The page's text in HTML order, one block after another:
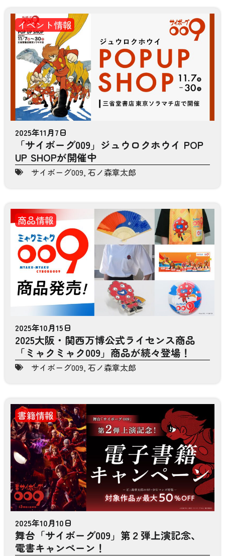
イベント情報
2025年11月7日
「サイボーグ009」ジュウロクホウイ POP
UP SHOPが開催中
サイボーグ009, 石ノ森章太郎
商品情報
2025年10月15日
2025大阪・関西万博公式ライセンス商品
「ミャクミャク009」商品が続々登場！
サイボーグ009, 石ノ森章太郎
書籍情報
2025年10月10日
舞台「サイボーグ009」第２弾上演記念、
電書キャンペーン！